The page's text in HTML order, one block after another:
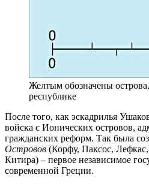
Желтым обозначены
республике
После того, как эскадрилья
войска с Ионических островов,
гражданских реформ. Так была
Островов (Корфу, Паксос,
Китира) – первое независимое
современной Греции.